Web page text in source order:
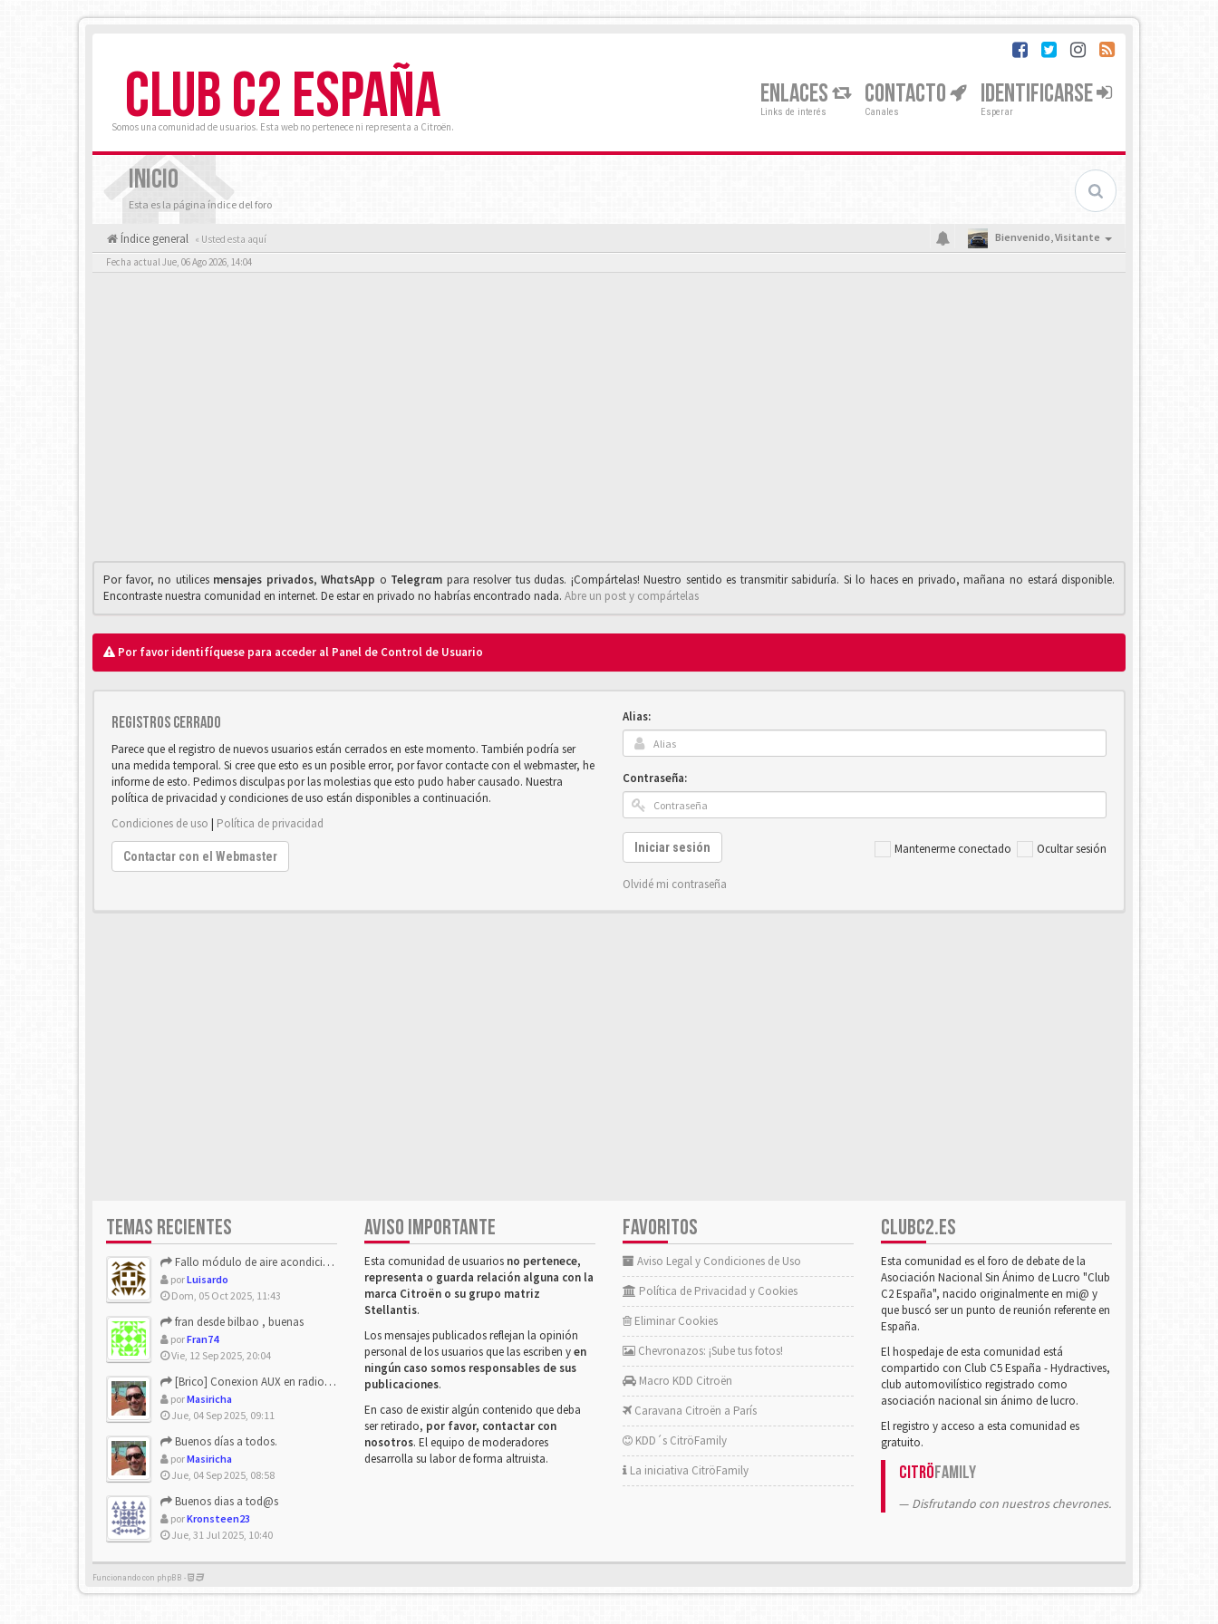
CLUB C2 ESPAÑA
Somos una comunidad de usuarios. Esta web no pertenece ni representa a Citroën.
ENLACES
Links de interés
CONTACTO
Canales
IDENTIFICARSE
Esperar
INICIO
Esta es la página índice del foro
Índice general « Usted esta aquí Bienvenido,Visitante
Fecha actual Jue, 06 Ago 2026, 14:04
Por favor, no utilices mensajes privados,WhαtsApp o Telegrαm para resolver tus dudas. ¡Compártelas! Nuestro sentido es transmitir sabiduría. Si lo haces en privado, mañana no estará disponible.
Encontraste nuestra comunidad en internet. De estar en privado no habrías encontrado nada. Abre un post y compártelas
Por favor identifíquese para acceder al Panel de Control de Usuario
Registros cerrado
Parece que el registro de nuevos usuarios están cerrados en este momento. También podría ser
una medida temporal. Si cree que esto es un posible error, por favor contacte con el webmaster, he
informe de esto. Pedimos disculpas por las molestias que esto pudo haber causado. Nuestra
política de privacidad y condiciones de uso están disponibles a continuación.
Condiciones de uso | Política de privacidad
Contactar con el Webmaster
Alias:
Contraseña:
Mantenerme conectado Ocultar sesión
Iniciar sesión
Olvidé mi contraseña
TEMAS RECIENTES
Fallo módulo de aire acondicionado
porLuisardo
Dom, 05 Oct 2025, 11:43
fran desde bilbao , buenas
porFran74
Vie, 12 Sep 2025, 20:04
[Brico] Conexion AUX en radio de origen
porMasiricha
Jue, 04 Sep 2025, 09:11
Buenos días a todos.
porMasiricha
Jue, 04 Sep 2025, 08:58
Buenos dias a tod@s
porKronsteen23
Jue, 31 Jul 2025, 10:40
AVISO IMPORTANTE
Esta comunidad de usuarios no pertenece,
representa o guarda relación alguna con la
marca Citroën o su grupo matriz
Stellantis.
Los mensajes publicados reflejan la opinión
personal de los usuarios que las escriben yen
ningún caso somos responsables de sus
publicaciones.
En caso de existir algún contenido que deba
ser retirado, por favor, contactar con
nosotros. El equipo de moderadores
desarrolla su labor de forma altruista.
FAVORITOS
Aviso Legal y Condiciones de Uso
Política de Privacidad y Cookies
Eliminar Cookies
Chevronazos: ¡Sube tus fotos!
Macro KDD Citroën
Caravana Citroën a París
KDD´s CitröFamily
La iniciativa CitröFamily
CLUBC2.ES
Esta comunidad es el foro de debate de la
Asociación Nacional Sin Ánimo de Lucro "Club
C2 España", nacido originalmente en mi@ y
que buscó ser un punto de reunión referente en
España.
El hospedaje de esta comunidad está
compartido con Club C5 España - Hydractives,
club automovilístico registrado como
asociación nacional sin ánimo de lucro.
El registro y acceso a esta comunidad es
gratuito.
CitröFamily
Disfrutando con nuestros chevrones.
Funcionando con phpBB -